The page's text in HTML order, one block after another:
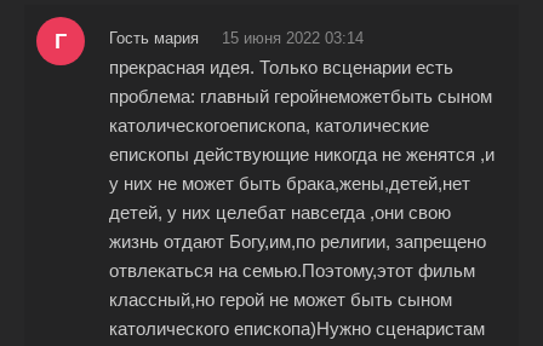
Г Гость мария 15 июня 2022 03:14
прекрасная идея. Только всценарии есть
проблема: главный геройнеможетбыть сыном
католическогоепископа, католические
епископы действующие никогда не женятся ,и
у них не может быть брака,жены,детей,нет
детей, у них целебат навсегда ,они свою
жизнь отдают Богу,им,по религии, запрещено
отвлекаться на семью.Поэтому,этот фильм
классный,но герой не может быть сыном
католического епископа)Нужно сценаристам